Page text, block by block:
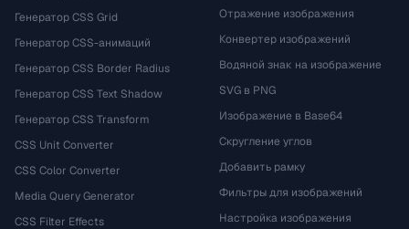
Генератор CSS Grid
Генератор CSS-анимаций
Генератор CSS Border Radius
Генератор CSS Text Shadow
Генератор CSS Transform
CSS Unit Converter
CSS Color Converter
Media Query Generator
CSS Filter Effects
Отражение изображения
Конвертер изображений
Водяной знак на изображение
SVG в PNG
Изображение в Base64
Скругление углов
Добавить рамку
Фильтры для изображений
Настройка изображения